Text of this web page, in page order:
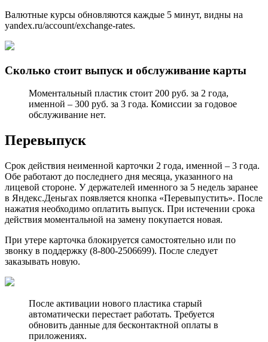
Валютные курсы обновляются каждые 5 минут, видны на
yandex.ru/account/exchange-rates.
Сколько стоит выпуск и обслуживание карты
Моментальный пластик стоит 200 руб. за 2 года,
именной – 300 руб. за 3 года. Комиссии за годовое
обслуживание нет.
Перевыпуск
Срок действия неименной карточки 2 года, именной – 3 года.
Обе работают до последнего дня месяца, указанного на
лицевой стороне. У держателей именного за 5 недель заранее
в Яндекс.Деньгах появляется кнопка «Перевыпустить». После
нажатия необходимо оплатить выпуск. При истечении срока
действия моментальной на замену покупается новая.
При утере карточка блокируется самостоятельно или по
звонку в поддержку (8-800-2506699). После следует
заказывать новую.
После активации нового пластика старый
автоматически перестает работать. Требуется
обновить данные для бесконтактной оплаты в
приложениях.